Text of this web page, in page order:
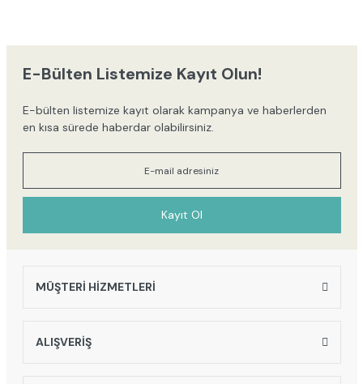
E-Bülten Listemize Kayıt Olun!
E-bülten listemize kayıt olarak kampanya ve haberlerden
en kısa sürede haberdar olabilirsiniz.
Kayıt Ol
MÜŞTERİ HİZMETLERİ
ALIŞVERİŞ